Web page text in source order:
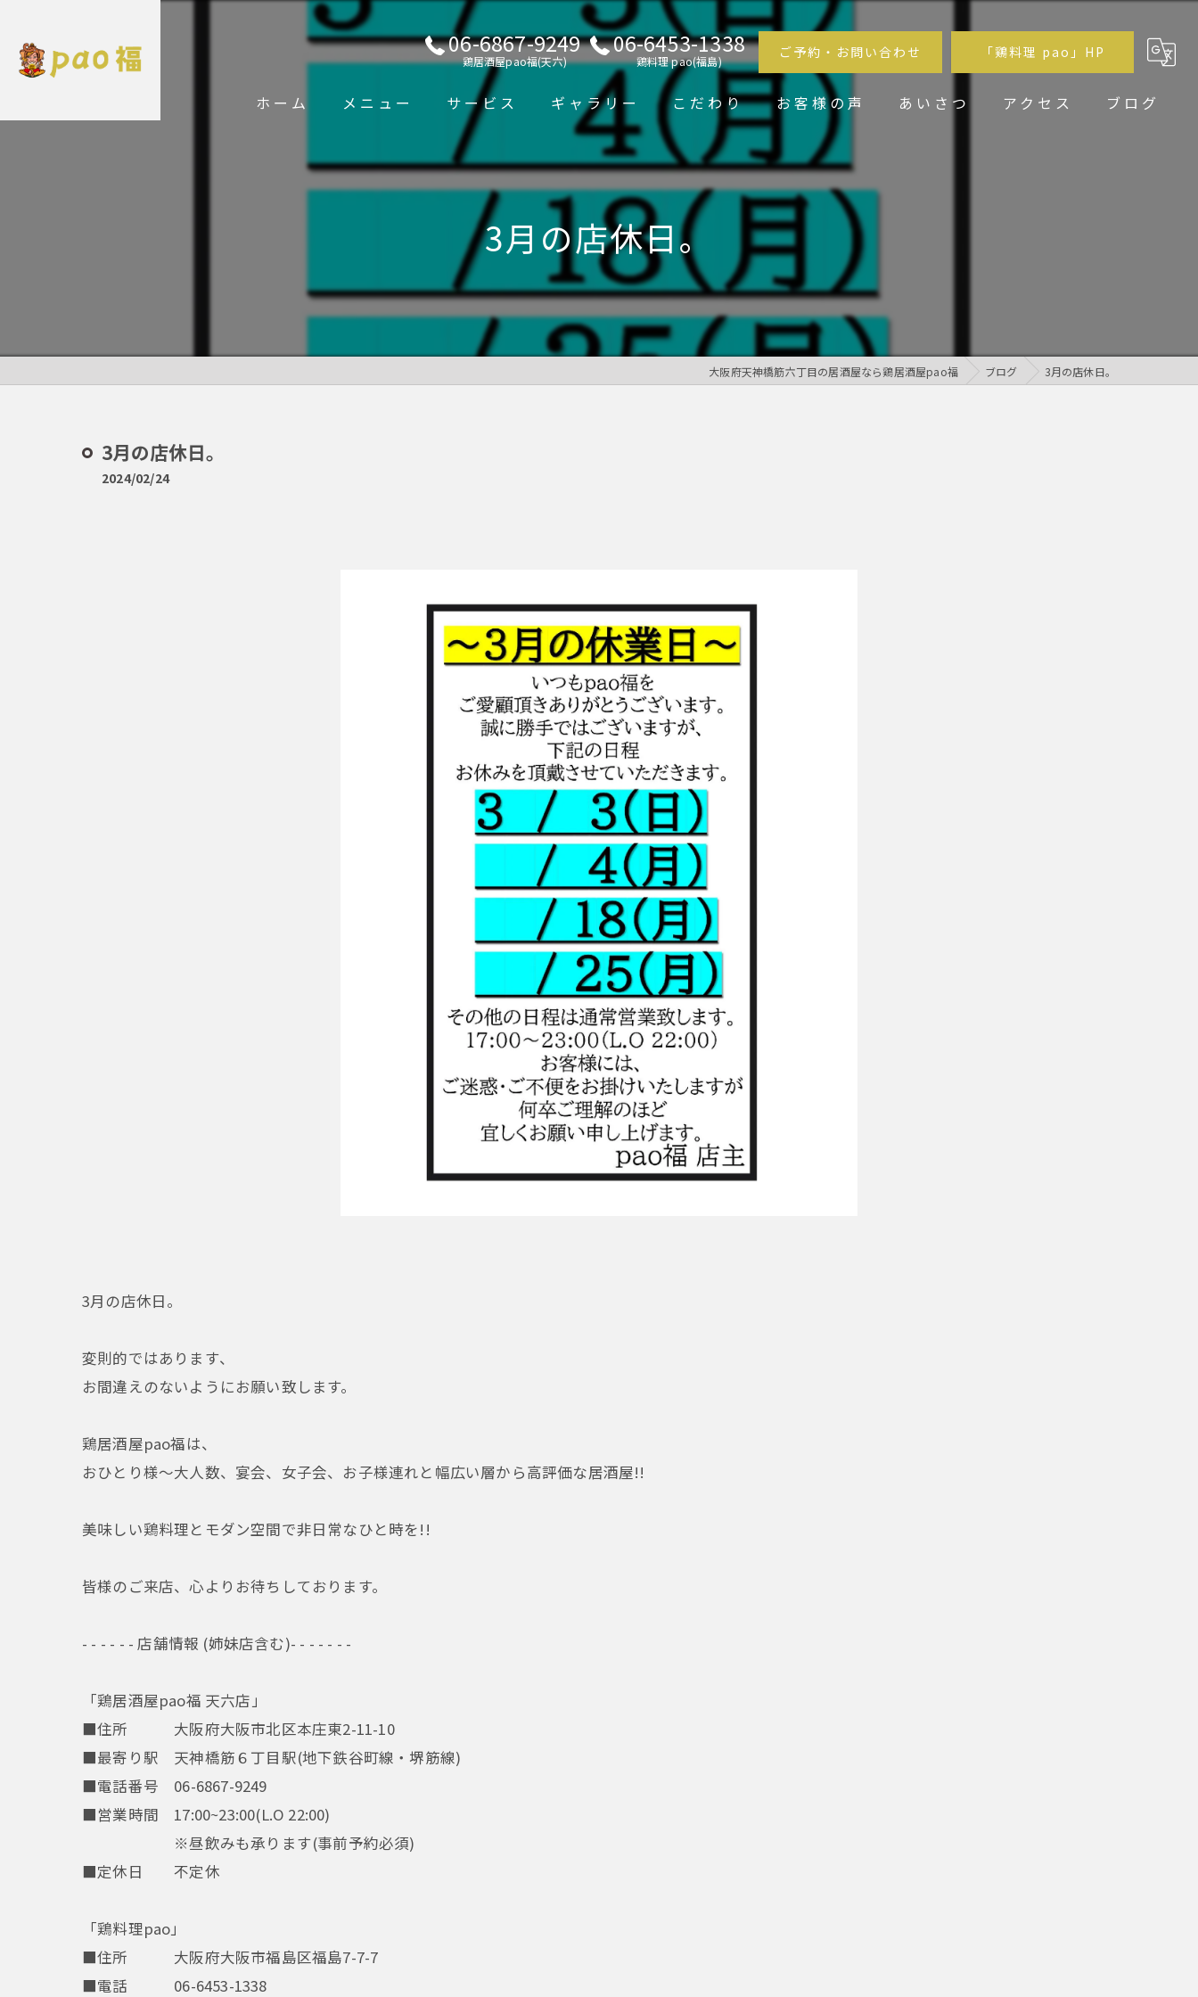
06-6867-9249
鶏居酒屋pao福(天六)
06-6453-1338
鶏料理 pao(福島)
ご予約・お問い合わせ 「鶏料理 pao」HP
ホーム メニュー サービス ギャラリー こだわり お客様の声 あいさつ アクセス ブログ
3月の店休日。
大阪府天神橋筋六丁目の居酒屋なら鶏居酒屋pao福 ブログ 3月の店休日。
3月の店休日。
2024/02/24
3月の店休日。
変則的ではあります、
お間違えのないようにお願い致します。
鶏居酒屋pao福は、
おひとり様〜大人数、宴会、女子会、お子様連れと幅広い層から高評価な居酒屋!!
美味しい鶏料理とモダン空間で非日常なひと時を!!
皆様のご来店、心よりお待ちしております。
- - - - - - 店舗情報 (姉妹店含む)- - - - - - -
「鶏居酒屋pao福 天六店」
■住所 大阪府大阪市北区本庄東2-11-10
■最寄り駅 天神橋筋６丁目駅(地下鉄谷町線・堺筋線)
■電話番号 06-6867-9249
■営業時間 17:00~23:00(L.O 22:00)
※昼飲みも承ります(事前予約必須)
■定休日 不定休
「鶏料理pao」
■住所 大阪府大阪市福島区福島7-7-7
■電話 06-6453-1338